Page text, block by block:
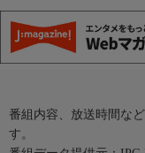
番組内容、放送時間な
す。